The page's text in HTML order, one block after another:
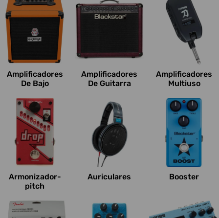
Amplificadores
De Bajo
Amplificadores
De Guitarra
Amplificadores
Multiuso
Armonizador-
pitch
Auriculares Booster